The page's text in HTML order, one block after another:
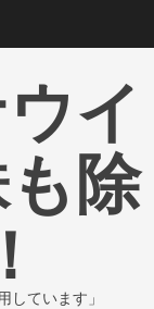
イ
除
しています」